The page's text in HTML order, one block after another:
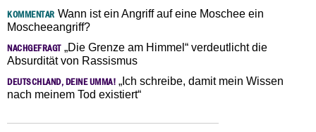
KOMMENTAR Wann ist ein Angriff auf eine Moschee ein
Moscheeangriff?
NACHGEFRAGT„Die Grenze am Himmel“ verdeutlicht die
Absurdität von Rassismus
DEUTSCHLAND, DEINE UMMA! „Ich schreibe, damit mein Wissen
nach meinem Tod existiert“